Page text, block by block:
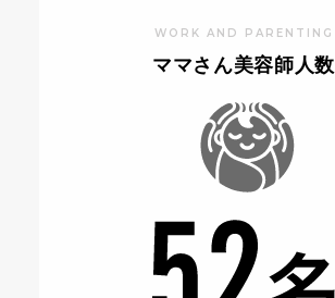
WORK AND PARENTING
ママさん美容師人数